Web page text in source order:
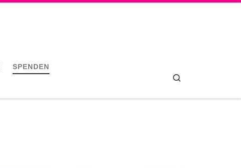
SPENDEN